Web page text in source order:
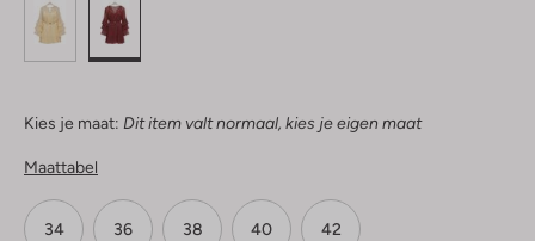
Kies je maat: Dit item valt normaal, kies je eigen maat
Maattabel
34 36 38 40 42